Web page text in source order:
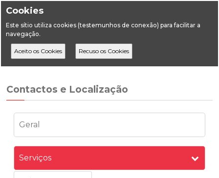
Cookies
Este sítio utiliza cookies (testemunhos de conexão) para facilitar a
navegação.
HomeA DGEG Contactos e Localização
Contactos e Localização
Geral
Serviços